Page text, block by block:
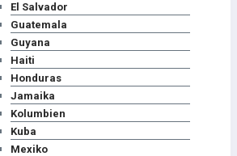
El Salvador
Guatemala
Guyana
Haiti
Honduras
Jamaika
Kolumbien
Kuba
Mexiko